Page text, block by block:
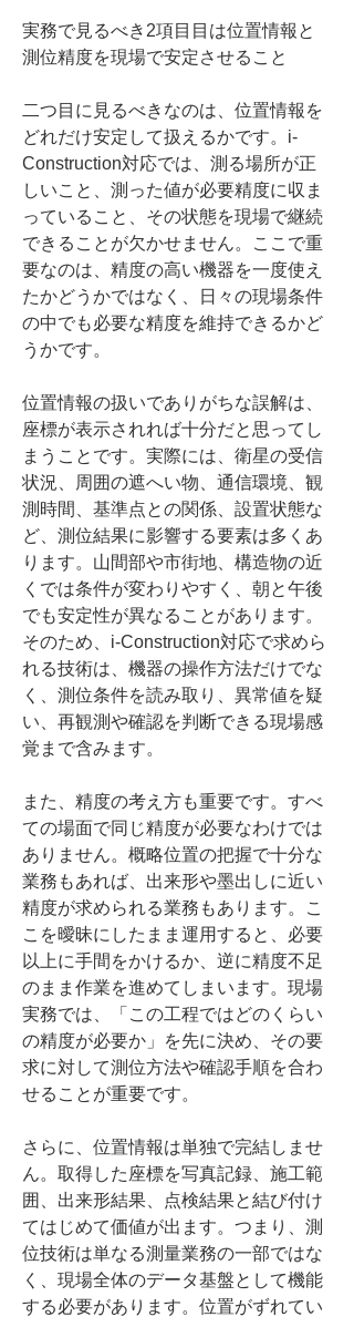
実務で見るべき2項目目は位置情報と
測位精度を現場で安定させること
二つ目に見るべきなのは、位置情報を
どれだけ安定して扱えるかです。i-
Construction対応では、測る場所が正
しいこと、測った値が必要精度に収ま
っていること、その状態を現場で継続
できることが欠かせません。ここで重
要なのは、精度の高い機器を一度使え
たかどうかではなく、日々の現場条件
の中でも必要な精度を維持できるかど
うかです。
位置情報の扱いでありがちな誤解は、
座標が表示されれば十分だと思ってし
まうことです。実際には、衛星の受信
状況、周囲の遮へい物、通信環境、観
測時間、基準点との関係、設置状態な
ど、測位結果に影響する要素は多くあ
ります。山間部や市街地、構造物の近
くでは条件が変わりやすく、朝と午後
でも安定性が異なることがあります。
そのため、i-Construction対応で求めら
れる技術は、機器の操作方法だけでな
く、測位条件を読み取り、異常値を疑
い、再観測や確認を判断できる現場感
覚まで含みます。
また、精度の考え方も重要です。すべ
ての場面で同じ精度が必要なわけでは
ありません。概略位置の把握で十分な
業務もあれば、出来形や墨出しに近い
精度が求められる業務もあります。こ
こを曖昧にしたまま運用すると、必要
以上に手間をかけるか、逆に精度不足
のまま作業を進めてしまいます。現場
実務では、「この工程ではどのくらい
の精度が必要か」を先に決め、その要
求に対して測位方法や確認手順を合わ
せることが重要です。
さらに、位置情報は単独で完結しませ
ん。取得した座標を写真記録、施工範
囲、出来形結果、点検結果と結び付け
てはじめて価値が出ます。つまり、測
位技術は単なる測量業務の一部ではな
く、現場全体のデータ基盤として機能
する必要があります。位置がずれてい